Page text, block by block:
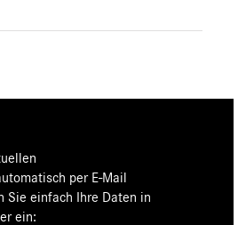
per E-Mail
Sie einfach Ihre Daten in
ein: